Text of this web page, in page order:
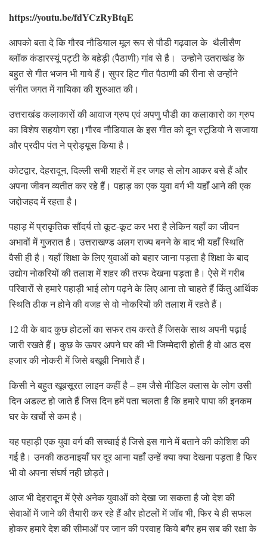
https://youtu.be/fdYCzRyBtqE
आपको बता दे कि गौरव नौडियाल मूल रूप से पौडी गढ़वाल के थैलीसैण
ब्लॉक कंडारस्यूं पट्टी के बहेड़ी (पैठाणी) गांव से है। उन्होने उतराखंड के
बहुत से गीत भजन भी गाये हैं। सुपर हिट गीत पैठाणी की रीना से उन्होंने
संगीत जगत में गायिका की शुरुआत की।
उत्तराखंड कलाकारों की आवाज ग्रुप एवं अपणु पौडी का कलाकारो का ग्रुप
का विशेष सहयोग रहा।गौरव नौडियाल के इस गीत को दून स्टूडियो ने सजाया
और प्रदीप पंत ने प्रोड्यूस किया है।
कोटद्वार, देहरादून, दिल्ली सभी शहरों में हर जगह से लोग आकर बसे हैं और
अपना जीवन व्यतीत कर रहे हैं। पहाड़ का एक युवा वर्ग भी यहाँ आने की एक
जद्दोजहद में रहता है।
पहाड़ में प्राकृतिक सौंदर्य तो कूट-कूट कर भरा है लेकिन यहाँ का जीवन
अभावों में गुजरात है। उत्तराखण्ड अलग राज्य बनने के बाद भी यहाँ स्थिति
वैसी ही है। यहाँ शिक्षा के लिए युवाओं को बहार जाना पड़ता है शिक्षा के बाद
उद्योग नोकरियों की तलाश में शहर की तरफ देखना पड़ता है। ऐसे में गरीब
परिवारों से हमारे पहाड़ी भाई लोग पढ़ने के लिए आना तो चाहते हैं किंतु आर्थिक
स्थिति ठीक न होने की वजह से वो नोकरियों की तलाश में रहते हैं।
12 वी के बाद कुछ होटलों का सफर तय करते हैं जिसके साथ अपनी पढ़ाई
जारी रखते हैं। कुछ के ऊपर अपने घर की भी जिम्मेदारी होती है वो आठ दस
हजार की नोकरी में जिसे बखूबी निभाते हैं।
किसी ने बहुत खूबसूरत लाइन कहीं है – हम जैसे मीडिल क्लास के लोग उसी
दिन अडल्ट हो जाते हैं जिस दिन हमें पता चलता है कि हमारे पापा की इनकम
घर के खर्चो से कम है।
यह पहाड़ी एक युवा वर्ग की सच्चाई है जिसे इस गाने में बताने की कोशिश की
गई है। उनकी कठनाइयाँ घर दूर आना यहाँ उन्हें क्या क्या देखना पड़ता है फिर
भी वो अपना संघर्ष नही छोड़ते।
आज भी देहरादून में ऐसे अनेक युवाओं को देखा जा सकता है जो देश की
सेवाओं में जाने की तैयारी कर रहे हैं और होटलों में जॉब भी, फिर ये ही सफल
होकर हमारे देश की सीमाओं पर जान की परवाह किये बगैर हम सब की रक्षा के